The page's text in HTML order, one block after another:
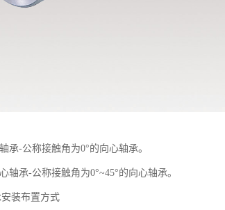
承-公称接触角为0°的向心轴承。
轴承-公称接触角为0°~45°的向心轴承。
装布置方式